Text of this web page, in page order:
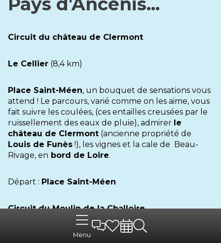
Menu
Circuit du château de Clermont
Le Cellier (8,4 km)
Place Saint-Méen, un bouquet de sensations vous
attend ! Le parcours, varié comme on les aime, vous
fait suivre les coulées, (ces entailles creusées par le
ruissellement des eaux de pluie), admirer le
château de Clermont (ancienne propriété de
Louis de Funès !), les vignes et la cale de Beau-
Rivage, en bord de Loire.
Départ : Place Saint-Méen
Circuit du Moulin de la Challoire
Vair-sur-Loire, Saint-Herblon(7,8 km)